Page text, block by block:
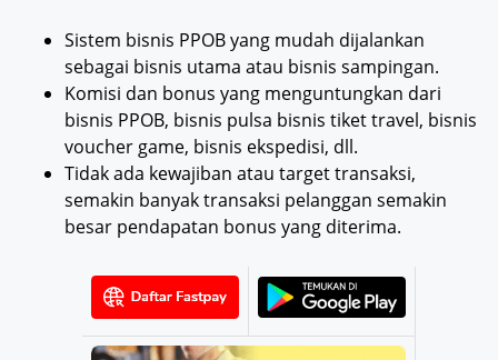
Sistem bisnis PPOB yang mudah dijalankan
sebagai bisnis utama atau bisnis sampingan.
Komisi dan bonus yang menguntungkan dari
bisnis PPOB, bisnis pulsa bisnis tiket travel, bisnis
voucher game, bisnis ekspedisi, dll.
Tidak ada kewajiban atau target transaksi,
semakin banyak transaksi pelanggan semakin
besar pendapatan bonus yang diterima.